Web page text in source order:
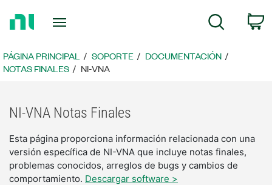
página
principal
Búsqueda
PÁGINA PRINCIPAL SOPORTE
DOCUMENTACIÓN
NOTAS FINALES
NI-VNA
NI-VNA Notas Finales
Esta página proporciona información relacionada con una
versión específica de NI-VNA que incluye notas finales,
problemas conocidos, arreglos de bugs y cambios de
comportamiento. Descargar software >